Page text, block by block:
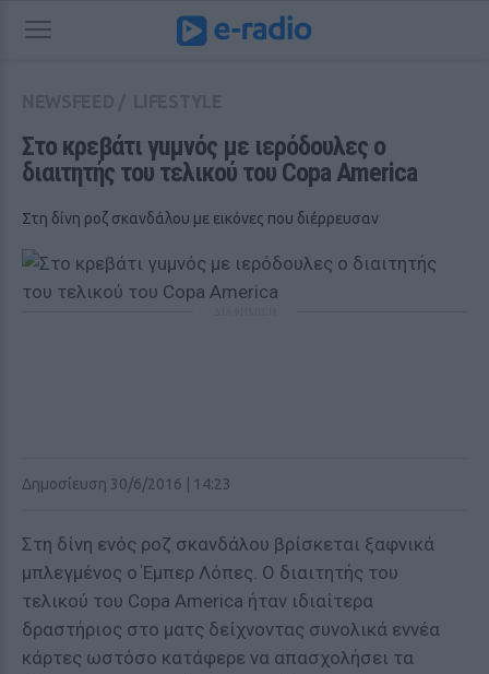
Στο κρεβάτι γuμνός με ιερόδουλες ο
διαιτητής του τελικού του Copa America
Στη δίνη ροζ σκανδάλου με εικόνες που διέρρευσαν
Δημοσίευση 30/6/2016 | 14:23
Στη δίνη ενός ροζ σκανδάλου βρίσκεται ξαφνικά
μπλεγμένος ο Έμπερ Λόπες. Ο διαιτητής του
τελικού του Copa America ήταν ιδιαίτερα
δραστήριος στο ματς δείχνοντας συνολικά εννέα
κάρτες ωστόσο κατάφερε να απασχολήσει τα